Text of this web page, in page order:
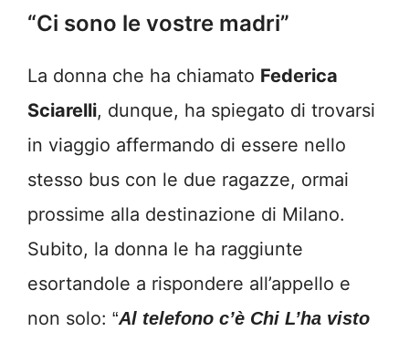
“Ci sono le vostre madri”
La donna che ha chiamato Federica
Sciarelli, dunque, ha spiegato di trovarsi
in viaggio affermando di essere nello
stesso bus con le due ragazze, ormai
prossime alla destinazione di Milano.
Subito, la donna le ha raggiunte
esortandole a rispondere all’appello e
non solo: “Al telefono c’è Chi L’ha visto